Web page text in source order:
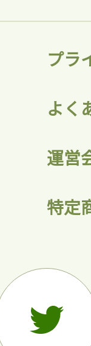
プラ
よく
運営
特定